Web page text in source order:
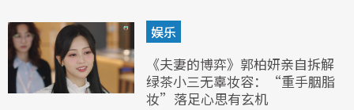
娱乐
《夫妻的博弈》郭柏妍亲自拆解
绿茶小三无辜妆容：“重手胭脂
妆”落足心思有玄机